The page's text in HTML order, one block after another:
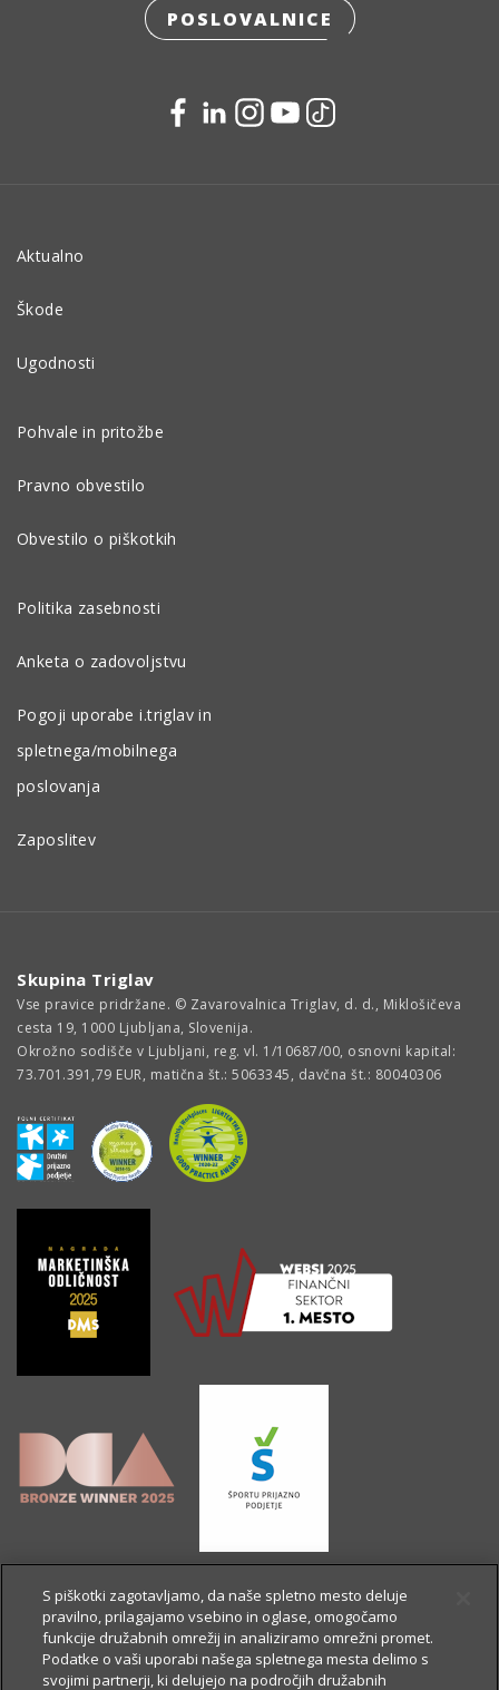
POSLOVALNICE
Aktualno
Škode
Ugodnosti
Pohvale in pritožbe
Pravno obvestilo
Obvestilo o piškotkih
Politika zasebnosti
Anketa o zadovoljstvu
Pogoji uporabe i.triglav in
spletnega/mobilnega
poslovanja
Zaposlitev
Skupina Triglav
Vse pravice pridržane. © Zavarovalnica Triglav, d. d., Miklošičeva
cesta 19, 1000 Ljubljana, Slovenija.
Okrožno sodišče v Ljubljani, reg. vl. 1/10687/00, osnovni kapital:
73.701.391,79 EUR, matična št.: 5063345, davčna št.: 80040306
S piškotki zagotavljamo, da naše spletno mesto deluje
pravilno, prilagajamo vsebino in oglase, omogočamo
funkcije družabnih omrežij in analiziramo omrežni promet.
Podatke o vaši uporabi našega spletnega mesta delimo s
svojimi partnerji, ki delujejo na področjih družabnih